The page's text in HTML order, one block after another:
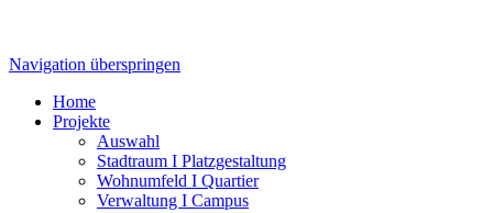
Navigation überspringen
Home
Projekte
Auswahl
Stadtraum I Platzgestaltung
Wohnumfeld I Quartier
Verwaltung I Campus